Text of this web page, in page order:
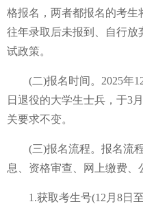
格报名，两者都报名的考
往年录取后未报到、自行
试政策。
(二)报名时间。2025年
日退役的大学生士兵，于3
关要求不变。
(三)报名流程。报名流
息、资格审查、网上缴费、
1.获取考生号(12月8日至